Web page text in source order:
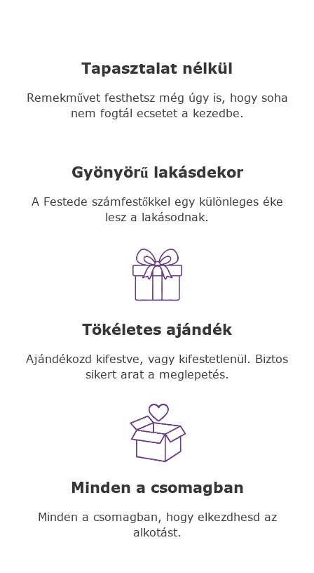
Tapasztalat nélkül
Remekművet festhetsz még úgy is, hogy soha
nem fogtál ecsetet a kezedbe.
Gyönyörű lakásdekor
A Festede számfestőkkel egy különleges éke
lesz a lakásodnak.
Tökéletes ajándék
Ajándékozd kifestve, vagy kifestetlenül. Biztos
sikert arat a meglepetés.
Minden a csomagban
Minden a csomagban, hogy elkezdhesd az
alkotást.